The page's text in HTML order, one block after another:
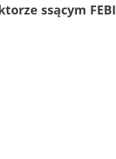
ssącym FEBI